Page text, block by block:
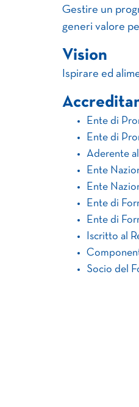
Gestire un
generi valore
Vision
Ispirare ed
Ente di
Ente di
Aderente
Ente
Ente
Ente di
Ente di
Iscritto al
Socio del